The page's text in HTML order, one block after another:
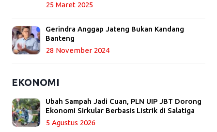
25 Maret 2025
Gerindra Anggap Jateng Bukan Kandang
Banteng
28 November 2024
EKONOMI
Ubah Sampah Jadi Cuan, PLN UIP JBT Dorong
Ekonomi Sirkular Berbasis Listrik di Salatiga
5 Agustus 2026